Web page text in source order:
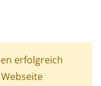
erfolgreich